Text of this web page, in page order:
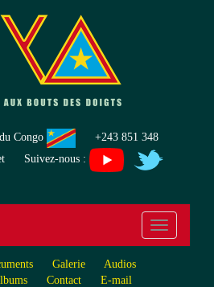
Congo
+243 851 348
Suivez-nous :
Toggle
navigation
Galerie
Audios
Contact
E-mail